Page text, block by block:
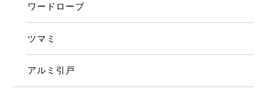
ワードローブ
ツマミ
アルミ引戸